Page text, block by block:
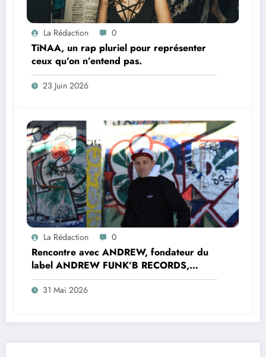
La Rédaction 0
TiNAA, un rap pluriel pour représenter
ceux qu’on n’entend pas.
23 Juin 2026
La Rédaction 0
Rencontre avec ANDREW, fondateur du
label ANDREW FUNK’B RECORDS,
inlassable artisan de précieuses
connexions entre les scènes rap
31 Mai 2026